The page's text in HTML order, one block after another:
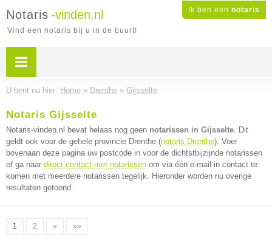
Ik ben een notaris
Notaris -vinden.nl
Vind een notaris bij u in de buurt!
U bent nu hier: Home » Drenthe » Gijsselte
Notaris Gijsselte
Notaris-vinden.nl bevat helaas nog geen notarissen in Gijsselte. Dit
geldt ook voor de gehele provincie Drenthe (notaris Drenthe). Voer
bovenaan deze pagina uw postcode in voor de dichtstbijzijnde notarissen
of ga naar direct contact met notarissen om via één e-mail in contact te
komen met meerdere notarissen tegelijk. Hieronder worden nu overige
resultaten getoond.
1 2 » »»